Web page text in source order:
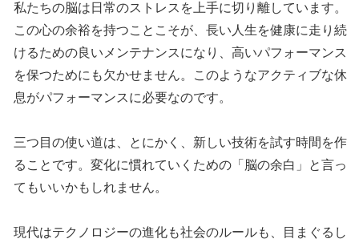
私たちの脳は日常のストレスを上手に切り離しています。
この心の余裕を持つことこそが、長い人生を健康に走り続
けるための良いメンテナンスになり、高いパフォーマンス
を保つためにも欠かせません。このようなアクティブな休
息がパフォーマンスに必要なのです。
三つ目の使い道は、とにかく、新しい技術を試す時間を作
ることです。変化に慣れていくための「脳の余白」と言っ
てもいいかもしれません。
現代はテクノロジーの進化も社会のルールも、目まぐるし